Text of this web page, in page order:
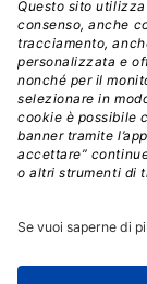
Mixer è un